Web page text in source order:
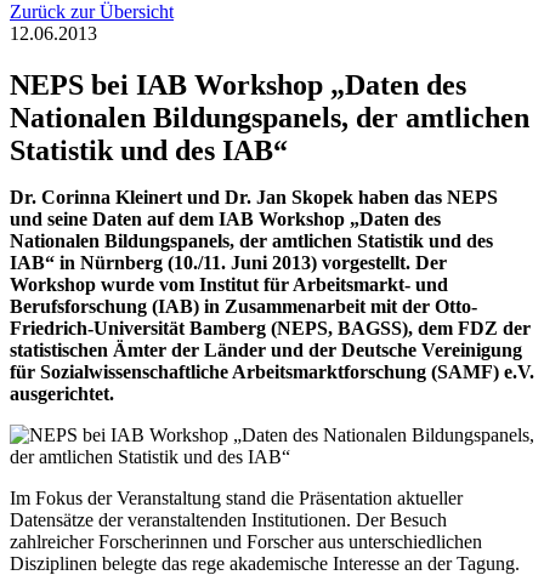
Zurück zur Übersicht
12.06.2013
NEPS bei IAB Workshop „Daten des
Nationalen Bildungspanels, der amtlichen
Statistik und des IAB“
Dr. Corinna Kleinert und Dr. Jan Skopek haben das NEPS
und seine Daten auf dem IAB Workshop „Daten des
Nationalen Bildungspanels, der amtlichen Statistik und des
IAB“ in Nürnberg (10./11. Juni 2013) vorgestellt. Der
Workshop wurde vom Institut für Arbeitsmarkt- und
Berufsforschung (IAB) in Zusammenarbeit mit der Otto-
Friedrich-Universität Bamberg (NEPS, BAGSS), dem FDZ der
statistischen Ämter der Länder und der Deutsche Vereinigung
für Sozialwissenschaftliche Arbeitsmarktforschung (SAMF) e.V.
ausgerichtet.
Im Fokus der Veranstaltung stand die Präsentation aktueller
Datensätze der veranstaltenden Institutionen. Der Besuch
zahlreicher Forscherinnen und Forscher aus unterschiedlichen
Disziplinen belegte das rege akademische Interesse an der Tagung.